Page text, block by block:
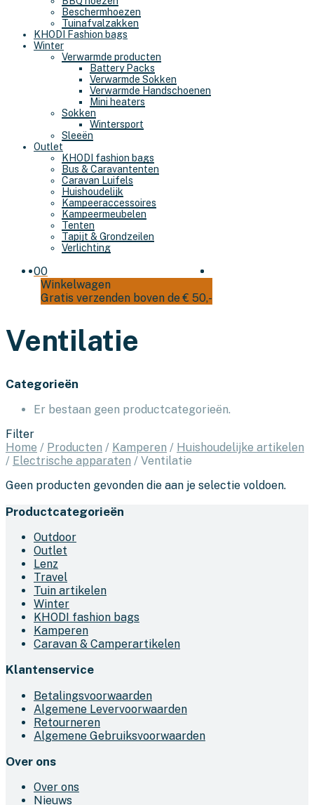
Beschermhoezen
Tuinafvalzakken
KHODI Fashion bags
Winter
Verwarmde producten
Battery Packs
Verwarmde Sokken
Verwarmde Handschoenen
Mini heaters
Sokken
Wintersport
Sleeën
Outlet
KHODI fashion bags
Bus & Caravantenten
Caravan Luifels
Huishoudelijk
Kampeeraccessoires
Kampeermeubelen
Tenten
Tapijt & Grondzeilen
Verlichting
00
Winkelwagen
Gratis verzenden boven de € 50,-
Ventilatie
Categorieën
Er bestaan geen productcategorieën.
Filter
Home / Producten / Kamperen / Huishoudelijke artikelen
/ Electrische apparaten / Ventilatie
Geen producten gevonden die aan je selectie voldoen.
Productcategorieën
Outdoor
Outlet
Lenz
Travel
Tuin artikelen
Winter
KHODI fashion bags
Kamperen
Caravan & Camperartikelen
Klantenservice
Betalingsvoorwaarden
Algemene Levervoorwaarden
Retourneren
Algemene Gebruiksvoorwaarden
Over ons
Over ons
Nieuws